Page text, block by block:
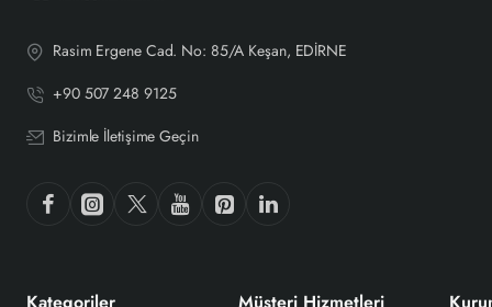
Rasim Ergene Cad. No: 85/A Keşan, EDİRNE
+90 507 248 9125
Bizimle İletişime Geçin